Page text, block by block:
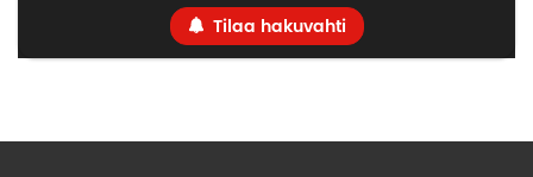
Tilaa hakuvahti